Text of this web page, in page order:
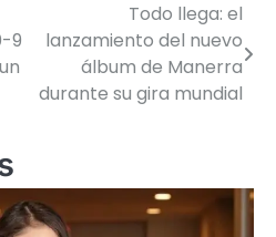
9
Todo llega: el
lanzamiento del nuevo
álbum de Manerra
durante su gira mundial